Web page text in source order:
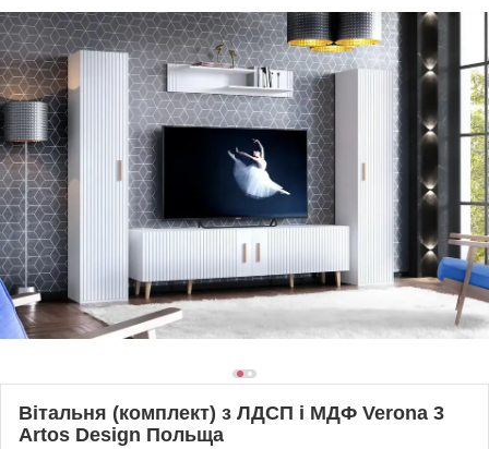
Вітальня (комплект) з ЛДСП і МДФ Verona 3
Artos Design Польща